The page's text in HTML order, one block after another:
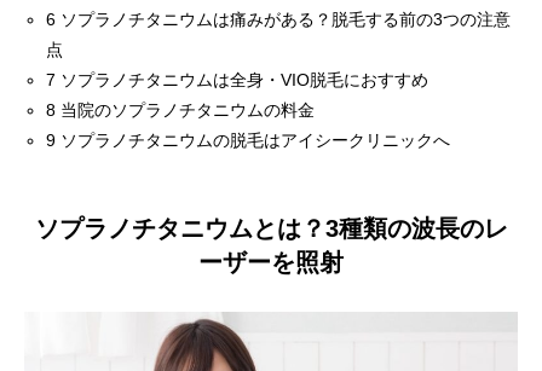
6 ソプラノチタニウムは痛みがある？脱毛する前の3つの注意
点
7 ソプラノチタニウムは全身・VIO脱毛におすすめ
8 当院のソプラノチタニウムの料金
9 ソプラノチタニウムの脱毛はアイシークリニックへ
ソプラノチタニウムとは？3種類の波長のレ
ーザーを照射